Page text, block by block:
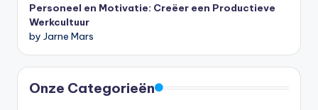
Personeel en Motivatie: Creëer een Productieve
Werkcultuur
by Jarne Mars
Onze Categorieën